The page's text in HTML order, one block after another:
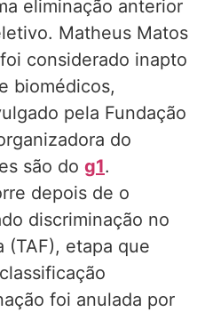
eliminação anterior
Matheus Matos
considerado inapto
biomédicos,
pela Fundação
do
são do g1.
depois de o
discriminação no
(TAF), etapa que
foi anulada por